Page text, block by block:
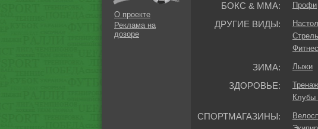
О проекте
Реклама на
дозоре
БОКС & ММА: Профи
ДРУГИЕ ВИДЫ:
Фитнес
ЗИМА: Лыжи
ЗДОРОВЬЕ:
Клубы
СПОРТМАГАЗИНЫ: